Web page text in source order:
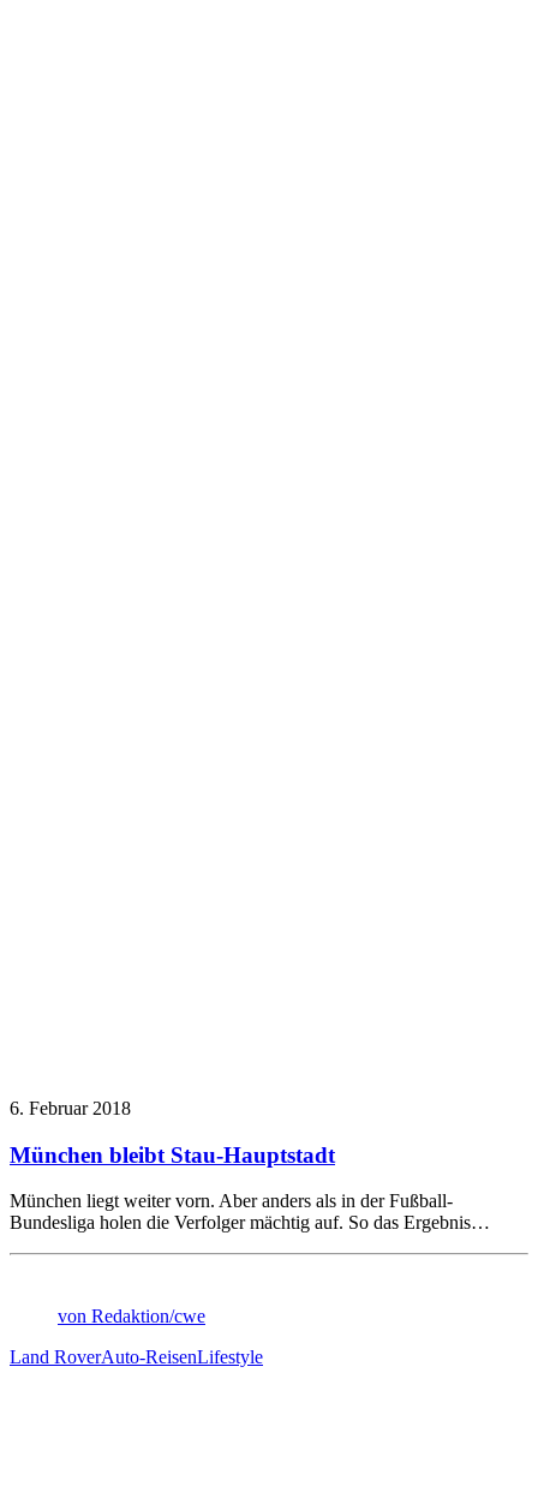
6. Februar 2018
München bleibt Stau-Hauptstadt
München liegt weiter vorn. Aber anders als in der Fußball-
Bundesliga holen die Verfolger mächtig auf. So das Ergebnis…
von Redaktion/cwe
Land RoverAuto-ReisenLifestyle